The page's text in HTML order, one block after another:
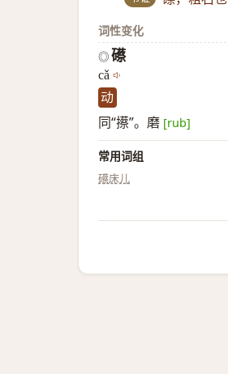
词性变化
◎ 礤
cǎ
动
同“攃”。磨 [rub]
常用词组
礤床儿